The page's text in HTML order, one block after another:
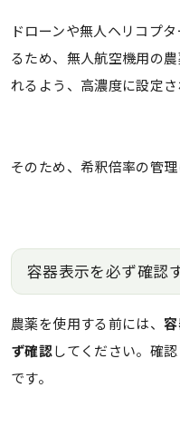
ドローンや無人ヘリコプ
るため、無人航空機用の
れるよう、高濃度に設定さ
そのため、希釈倍率の管
容器表示を必ず確認
農薬を使用する前には、
ず確認してください。確
です。